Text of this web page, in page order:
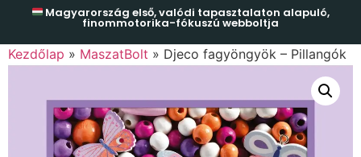
Magyarország első, valódi tapasztalaton alapuló,
finommotorika-fókuszú webboltja
Kezdőlap » MaszatBolt » Djeco fagyöngyök – Pillangók